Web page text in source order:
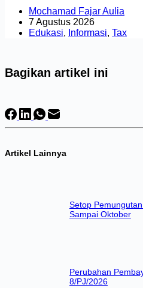
Mochamad Fajar Aulia
7 Agustus 2026
Edukasi, Informasi, Tax
Bagikan artikel ini
Artikel Lainnya
Setop
Sampai Oktober
Perubahan
8/PJ/2026